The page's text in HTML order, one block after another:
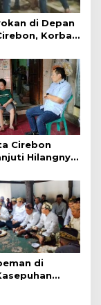
di Depan
Korban
Cirebon
Hilangnya
di